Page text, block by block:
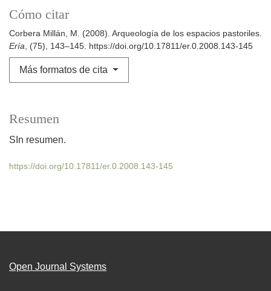
Cómo citar
Corbera Millán, M. (2008). Arqueología de los espacios pastoriles.
Ería, (75), 143–145. https://doi.org/10.17811/er.0.2008.143-145
Más formatos de cita
Resumen
SIn resumen.
https://doi.org/10.17811/er.0.2008.143-145
Open Journal Systems